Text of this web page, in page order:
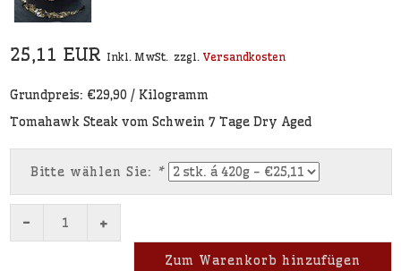
25,11 EUR Inkl. MwSt. zzgl. Versandkosten
Grundpreis: €29,90 / Kilogramm
Tomahawk Steak vom Schwein 7 Tage Dry Aged
Bitte wählen Sie: *
- +
Zum Warenkorb hinzufügen